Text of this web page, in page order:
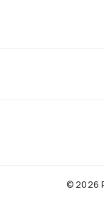
© 2026